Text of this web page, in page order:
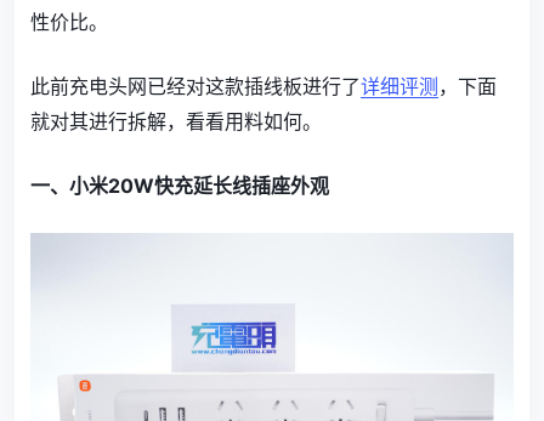
性价比。
此前充电头网已经对这款插线板进行了详细评测 ，下面
就对其进行拆解，看看用料如何。
一、小米20W快充延长线插座外观